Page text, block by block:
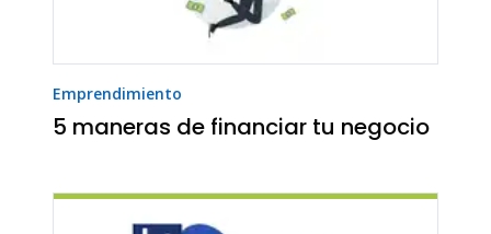
Emprendimiento
5 maneras de financiar tu negocio